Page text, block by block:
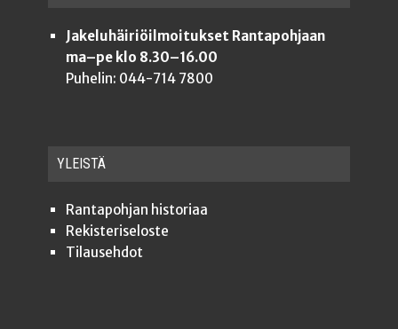
Jakeluhäiriöilmoitukset Rantapohjaan
ma–pe klo 8.30–16.00
Puhelin: 044-714 7800
YLEISTÄ
Ran­ta­poh­jan historiaa
Rekis­te­ri­se­los­te
Tilauseh­dot